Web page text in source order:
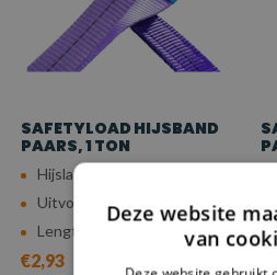
SAFETYLOAD HIJSBAND
PAARS, 1 TON
Hijslast (7:1): 1 ton
Uitvoering: Lus-Lus
Lengte: 1 - 10 m
€2,93
Deze website
van